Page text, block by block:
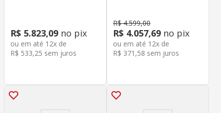
R$ 5.823,09 no pix
ou em até 12x de
R$ 533,25 sem juros
R$ 4.599,00
R$ 4.057,69 no pix
ou em até 12x de
R$ 371 ,58 sem juros